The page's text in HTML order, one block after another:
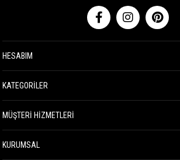
HESABIM
KATEGORİLER
MÜŞTERİ HİZMETLERİ
KURUMSAL